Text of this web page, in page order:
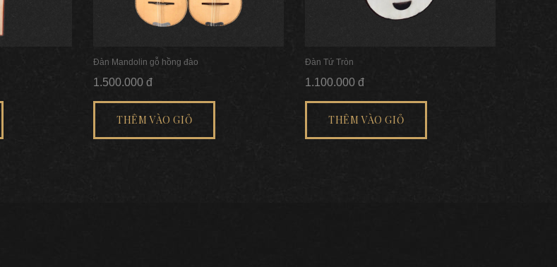
Đàn Mandolin gỗ hồng đào
1.500.000 đ
THÊM VÀO GIỎ
Đàn Tứ Tròn
1.100.000 đ
THÊM VÀO GIỎ